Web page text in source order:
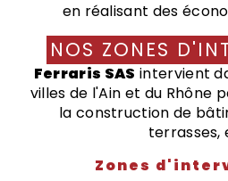
en réalisant des
NOS ZONES
Ferraris SAS intervient
villes de l'Ain et du Rhône
la construction de
terrasses,
Zones